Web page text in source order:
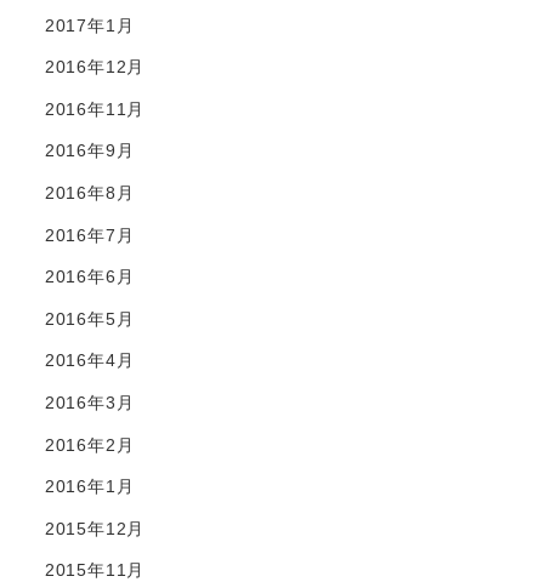
2017年1月
2016年12月
2016年11月
2016年9月
2016年8月
2016年7月
2016年6月
2016年5月
2016年4月
2016年3月
2016年2月
2016年1月
2015年12月
2015年11月